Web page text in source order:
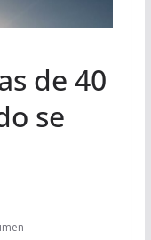
de 40
se